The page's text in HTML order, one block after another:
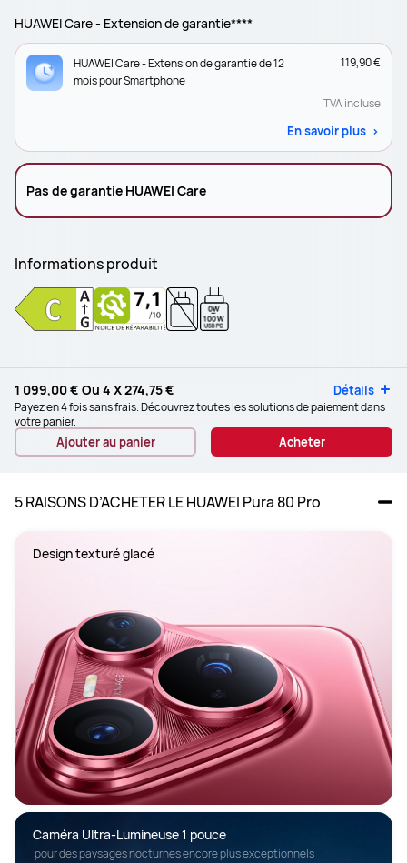
HUAWEI Care - Extension de garantie****
HUAWEI Care - Extension de garantie de 12
mois pour Smartphone
119,90 €
TVA incluse
En savoir plus
Pas de garantie HUAWEI Care
Informations produit
0W
-
100W
USB PD
1 099,00 € Ou 4 X274,75 € Détails
Payez en 4 fois sans frais. Découvrez toutes les solutions de paiement dans
votre panier.
Ajouter au panier Acheter
5 RAISONS D’ACHETER LE HUAWEI Pura 80 Pro
Design texturé glacé
Caméra Ultra-Lumineuse 1 pouce
pour des paysages nocturnes encore plus exceptionnels